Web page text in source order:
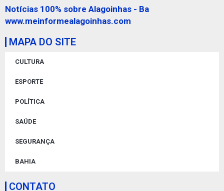
Notícias 100% sobre Alagoinhas - Ba
www.meinformealagoinhas.com
MAPA DO SITE
CULTURA
ESPORTE
POLÍTICA
SAÚDE
SEGURANÇA
BAHIA
CONTATO